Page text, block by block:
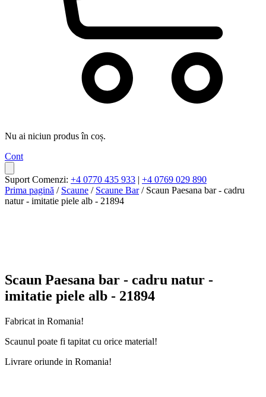
Nu ai niciun produs în coș.
Cont
Suport Comenzi: +4 0770 435 933 | +4 0769 029 890
Prima pagină / Scaune / Scaune Bar/ Scaun Paesana bar - cadru
natur - imitatie piele alb - 21894
Scaun Paesana bar - cadru natur -
imitatie piele alb - 21894
Fabricat in Romania!
Scaunul poate fi tapitat cu orice material!
Livrare oriunde in Romania!